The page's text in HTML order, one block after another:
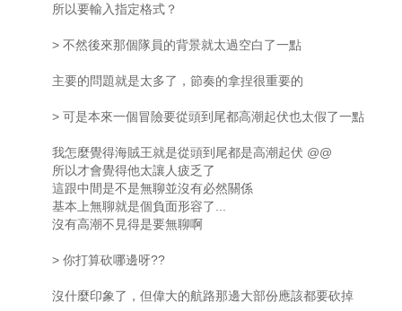
所以要輸入指定格式？
> 不然後來那個隊員的背景就太過空白了一點
主要的問題就是太多了，節奏的拿捏很重要的
> 可是本來一個冒險要從頭到尾都高潮起伏也太假了一點
我怎麼覺得海賊王就是從頭到尾都是高潮起伏 @@
所以才會覺得他太讓人疲乏了
這跟中間是不是無聊並沒有必然關係
基本上無聊就是個負面形容了...
沒有高潮不見得是要無聊啊
> 你打算砍哪邊呀??
沒什麼印象了，但偉大的航路那邊大部份應該都要砍掉